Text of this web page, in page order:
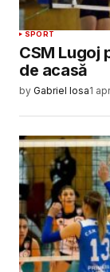
SPORT
CSM Lugoj
de acasă
by Gabriel Iosa1